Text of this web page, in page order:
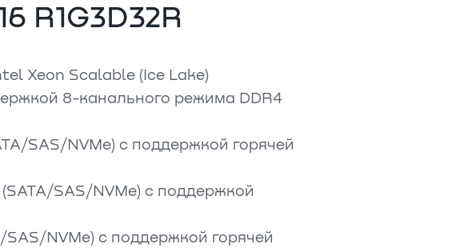
R1G3D32R
Xeon Scalable (Ice Lake)
8-канального режима DDR4
SAS/NVMe) с поддержкой горячей
(SATA/SAS/NVMe) с поддержкой
SAS/NVMe) с поддержкой горячей